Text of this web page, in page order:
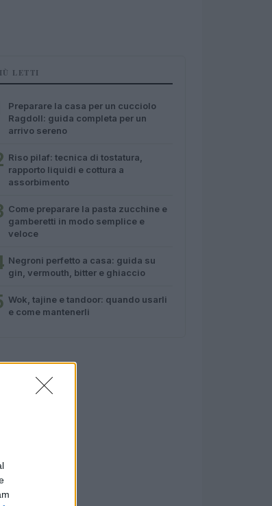
LETTI
Preparare la casa per un cucciolo
Ragdoll: guida completa per un
arrivo sereno
Riso pilaf: tecnica di tostatura,
rapporto liquidi e cottura a
assorbimento
Come preparare la pasta zucchine e
gamberetti in modo semplice e
veloce
Negroni perfetto a casa: guida su
gin, vermouth, bitter e ghiaccio
Wok, tajine e tandoor: quando usarli
e come mantenerli